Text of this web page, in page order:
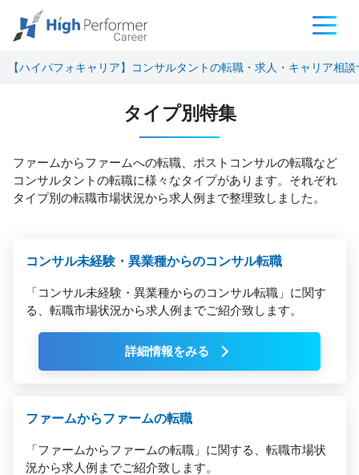
【ハイパフォキャリア】コンサルタントの転職・求人・キャリア相談
タイプ別特集
ファームからファームへの転職、ポストコンサルの転職など
コンサルタントの転職に様々なタイプがあります。それぞれ
タイプ別の転職市場状況から求人例まで整理致しました。
コンサル未経験・異業種からのコンサル転職
「コンサル未経験・異業種からのコンサル転職」に関す
る、転職市場状況から求人例までご紹介致します。
詳細情報をみる
ファームからファームの転職
「ファームからファームの転職」に関する、転職市場状
況から求人例までご紹介致します。